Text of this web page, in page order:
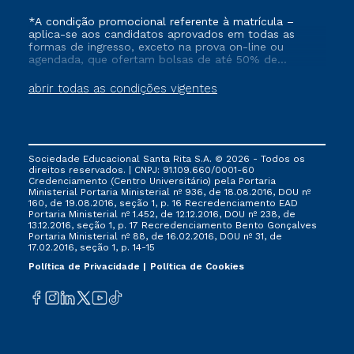
abrir todas as condições vigentes
*A condição promocional referente à matrícula –
aplica-se aos candidatos aprovados em todas as
formas de ingresso, exceto na prova on-line ou
agendada, que ofertam bolsas de até 50% de
que ainda não tenham efetivado e/ou não tenham
cancelado ou trancado sua matrícula em uma das
FIES, Prouni e outros programas governamentais, e
não se acumula com nenhuma outra campanha
ofertada pela Instituição.
Sociedade Educacional Santa Rita S.A. © 2026 - Todos os
direitos reservados. | CNPJ: 91.109.660/0001-60
Credenciamento (Centro Universitário) pela Portaria
Ministerial Portaria Ministerial nº 936, de 18.08.2016, DOU nº
160, de 19.08.2016, seção 1, p. 16 Recredenciamento EAD
Portaria Ministerial nº 1.452, de 12.12.2016, DOU nº 238, de
13.12.2016, seção 1, p. 17 Recredenciamento Bento Gonçalves
Portaria Ministerial nº 88, de 16.02.2016, DOU nº 31, de
17.02.2016, seção 1, p. 14-15
Política de Privacidade
Política de Cookies